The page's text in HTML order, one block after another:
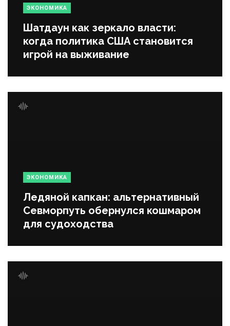
ЭКОНОМИКА
Шатдаун как зеркало власти:
когда политика США становится
игрой на выживание
ЭКОНОМИКА
Ледяной капкан: альтернативный
Севморпуть обернулся кошмаром
для судоходства